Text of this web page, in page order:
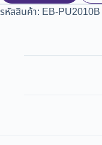
รหัสสินค้า: EB-PU2010B